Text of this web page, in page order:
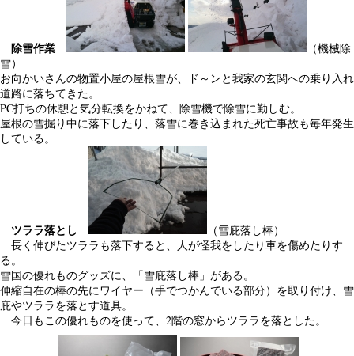
除雪作業
（機械除
雪）
お向かいさんの物置小屋の屋根雪が、ド～ンと我家の玄関への乗り入れ
道路に落ちてきた。
PC打ちの休憩と気分転換をかねて、除雪機で除雪に勤しむ。
屋根の雪掘り中に落下したり、落雪に巻き込まれた死亡事故も毎年発生
している。
ツララ落とし
（雪庇落し棒）
長く伸びたツララも落下すると、人が怪我をしたり車を傷めたりす
る。
雪国の優れものグッズに、「雪庇落し棒」がある。
伸縮自在の棒の先にワイヤー（手でつかんでいる部分）を取り付け、雪
庇やツララを落とす道具。
今日もこの優れものを使って、2階の窓からツララを落とした。